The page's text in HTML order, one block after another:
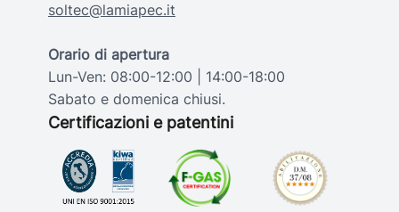
soltec@lamiapec.it
Orario di apertura
Lun-Ven: 08:00-12:00 | 14:00-18:00
Sabato e domenica chiusi.
Certificazioni e patentini